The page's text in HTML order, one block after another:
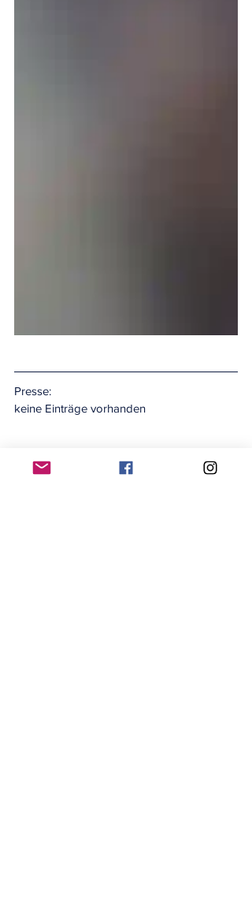
Presse:
keine Einträge vorhanden
#einsatz2019 #einsätze2019
Einsätze